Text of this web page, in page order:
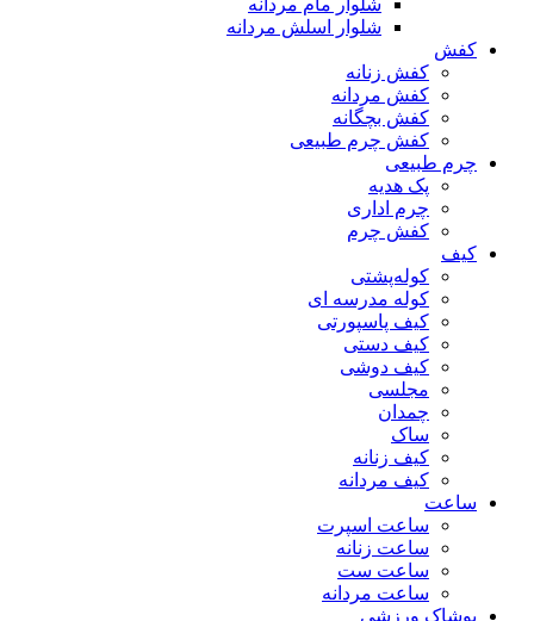
شلوار اسلش مردانه
کفش
کفش زنانه
کفش مردانه
کفش بچگانه
کفش چرم طبیعی
چرم طبیعی
پک هدیه
چرم اداری
کفش چرم
کیف
کوله‌پشتی
کوله مدرسه ای
کیف پاسپورتی
کیف دستی
کیف دوشی
مجلسی
چمدان
ساک
کیف زنانه
کیف مردانه
ساعت
ساعت اسپرت
ساعت زنانه
ساعت ست
ساعت مردانه
پوشاک ورزشی